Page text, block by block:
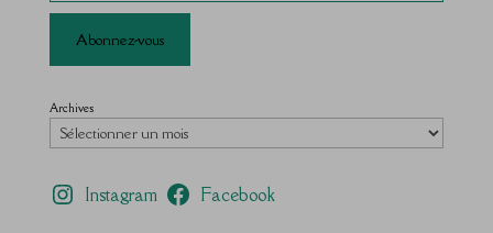
Abonnez-vous
Archives
Instagram Facebook